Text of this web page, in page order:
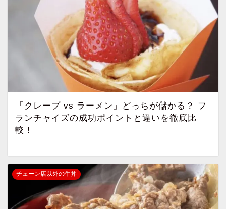
「クレープ vs ラーメン」どっちが儲かる？ フ
ランチャイズの成功ポイントと違いを徹底比
較！
チェーン店以外の牛丼